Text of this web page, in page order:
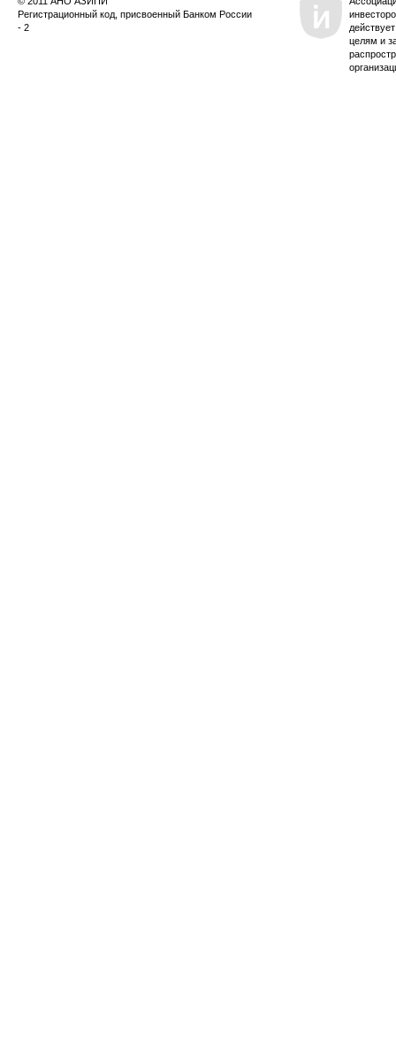
Регистрационный код, присвоенный Банком России
- 2
целям и